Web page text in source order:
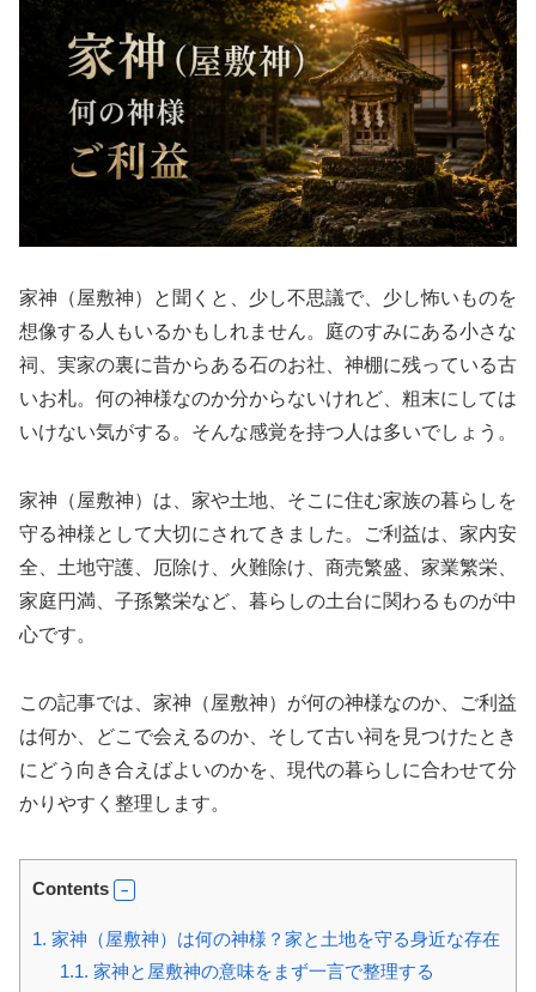
家神（屋敷神）と聞くと、少し不思議で、少し怖いものを
想像する人もいるかもしれません。庭のすみにある小さな
祠、実家の裏に昔からある石のお社、神棚に残っている古
いお札。何の神様なのか分からないけれど、粗末にしては
いけない気がする。そんな感覚を持つ人は多いでしょう。
家神（屋敷神）は、家や土地、そこに住む家族の暮らしを
守る神様として大切にされてきました。ご利益は、家内安
全、土地守護、厄除け、火難除け、商売繁盛、家業繁栄、
家庭円満、子孫繁栄など、暮らしの土台に関わるものが中
心です。
この記事では、家神（屋敷神）が何の神様なのか、ご利益
は何か、どこで会えるのか、そして古い祠を見つけたとき
にどう向き合えばよいのかを、現代の暮らしに合わせて分
かりやすく整理します。
Contents
1. 家神（屋敷神）は何の神様？家と土地を守る身近な存在
1.1. 家神と屋敷神の意味をまず一言で整理する